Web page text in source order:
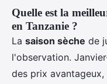
Quelle est la
en Tanzanie ?
La saison sèche de
l'observation.
des prix